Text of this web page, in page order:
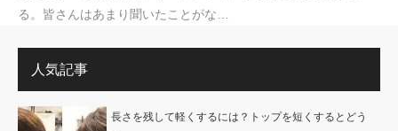
る。皆さんはあまり聞いたことがな…
人気記事
長さを残して軽くするには？トップを短くするとどう